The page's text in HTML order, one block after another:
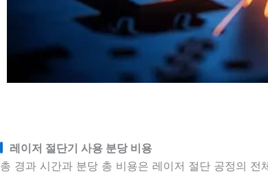
레이저 절단기 사용 분당 비용
총 경과 시간과 분당 총 비용은 레이저 절단 공정의